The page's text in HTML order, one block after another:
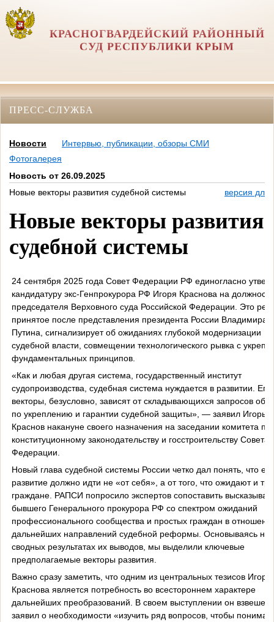
КРАСНОГВАРДЕЙСКИЙ РАЙОННЫЙ
СУД РЕСПУБЛИКИ КРЫМ
ПРЕСС-СЛУЖБА
Новости
Интервью, публикации, обзоры СМИ
Фотогалерея
Новость от 26.09.2025
Новые векторы развития судебной системы
версия для
Новые векторы развития
судебной системы
24 сентября 2025 года Совет Федерации РФ единогласно
кандидатуру экс-Генпрокурора РФ Игоря Краснова на должность
председателя Верховного суда Российской Федерации. Это
принятое после представления президента России Владимира
Путина, сигнализирует об ожиданиях глубокой модернизации
судебной власти, совмещении технологического рывка с
фундаментальных принципов.
«Как и любая другая система, государственный институт
судопроизводства, судебная система нуждается в развитии. Его
векторы, безусловно, зависят от складывающихся запросов
по укреплению и гарантии судебной защиты», — заявил Игорь
Краснов накануне своего назначения на заседании комитета по
конституционному законодательству и госстроительству Совета
Федерации.
Новый глава судебной системы России четко дал понять, что ее
развитие должно идти не «от себя», а от того, что ожидают и
граждане. РАПСИ попросило экспертов сопоставить
бывшего Генерального прокурора РФ со спектром ожиданий
профессионального сообщества и простых граждан в
дальнейших направлений судебной реформы. Основываясь на
сводных результатах их выводов, мы выделили ключевые
предполагаемые векторы развития.
Важно сразу заметить, что одним из центральных тезисов Игоря
Краснова является потребность во всестороннем характере
дальнейших преобразований. В своем выступлении он
заявил о необходимости «изучить ряд вопросов, чтобы